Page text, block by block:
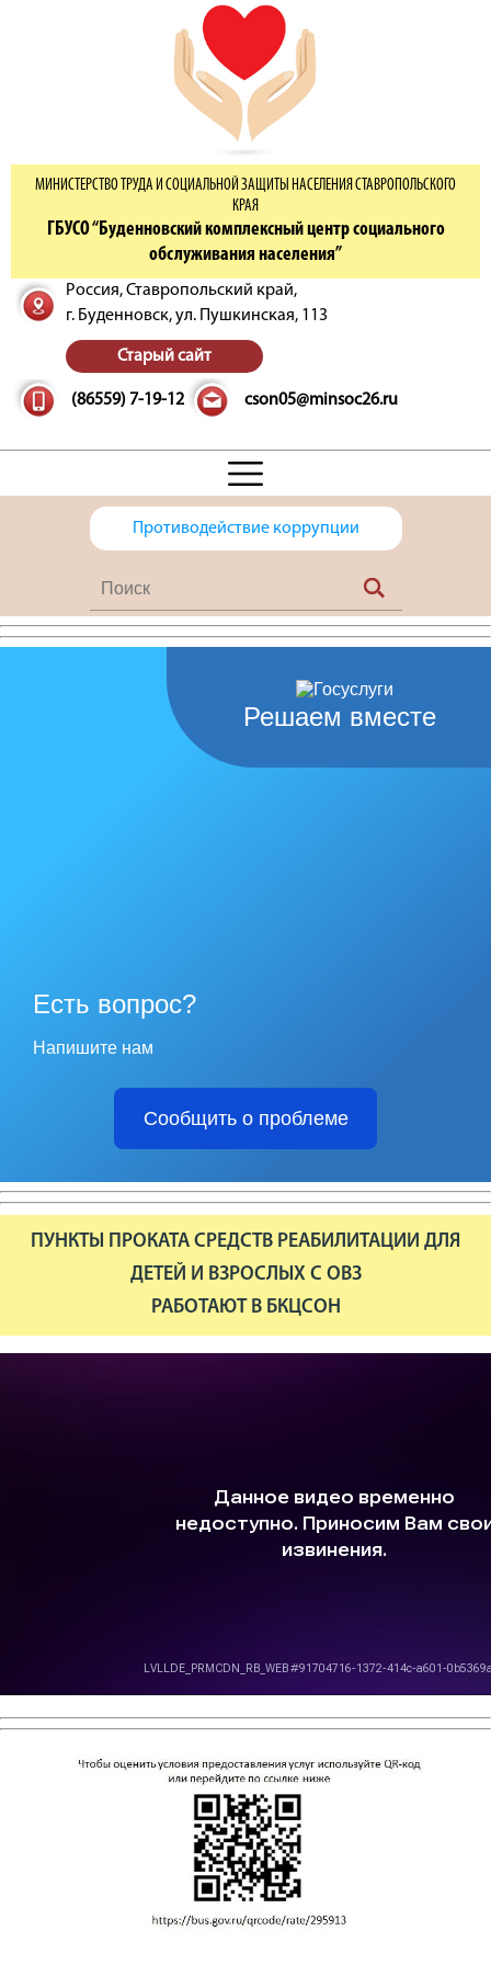
МИНИСТЕРСТВО ТРУДА И СОЦИАЛЬНОЙ ЗАЩИТЫ НАСЕЛЕНИЯ СТАВРОПОЛЬСКОГО
КРАЯ
ГБУСО “Буденновский комплексный центр социального
обслуживания населения”
Россия, Ставропольский край,
г. Буденновск,ул. Пушкинская, 113
Старый сайт
(86559) 7-19-12 cson05@minsoc26.ru
Противодействие коррупции
Решаем вместе
Есть вопрос?
Напишите нам
Сообщить о проблеме
ПУНКТЫ ПРОКАТА СРЕДСТВ РЕАБИЛИТАЦИИ ДЛЯ
ДЕТЕЙ И ВЗРОСЛЫХ С ОВЗ
РАБОТАЮТ В БКЦСОН